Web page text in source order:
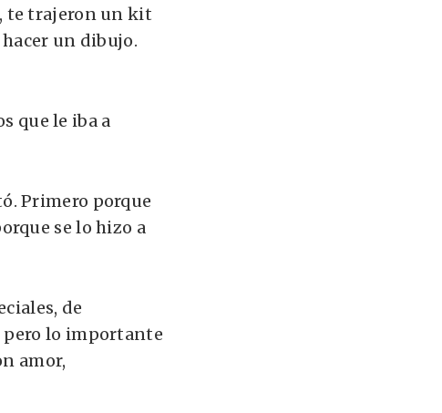
te trajeron un kit
un dibujo.
que le iba a
Primero porque
se lo hizo a
de
pero lo importante
amor,